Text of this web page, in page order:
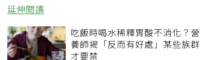
延伸閱讀
吃飯時喝水稀釋胃酸不消化？營
養師揭「反而有好處」某些族群
才要禁